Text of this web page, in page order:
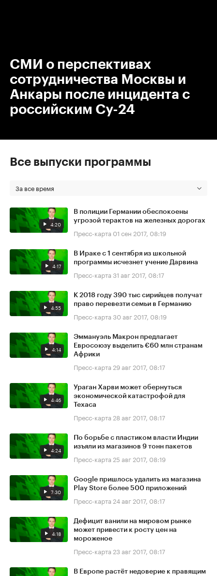
СМИ о перспективах
сотрудничества Москвы и
Анкары после инцидента с
российским Су-24
Все выпуски программы
За все время
4:20
В полиции Германии обеспокоены
угрозой терактов на железных дорогах
Пресс-карта 01 сен 2017, 08:19
4:17
В Ираке с 1 сентября из школьной
программы исчезнет учение Дарвина
Пресс-карта 31 авг 2017, 08:17
4:55
К 2018 году 390 тыс сирийцев получат
право перевезти семьи в Германию
Пресс-карта 30 авг 2017, 08:19
4:14
Эммануэль Макрон предлагает
Евросоюзу выделить €60 млн странам
Африки
Пресс-карта 29 авг 2017, 08:17
4:46
Ураган Харви может обернуться
экономической катастрофой для
Техаса
Пресс-карта 28 авг 2017, 08:17
4:24
По борьбе с пластиком власти Индии
изъяли из магазинов 9 тонн пакетов
Пресс-карта 25 авг 2017, 08:19
7:30
Google пришлось удалить из магазина
Play Store более 500 приложений
Пресс-карта 24 авг 2017, 08:17
4:18
Дефицит ванили на мировом рынке
может привести к росту цен на
мороженое
Пресс-карта 23 авг 2017, 08:17
В Европе растёт недоверие к правящим